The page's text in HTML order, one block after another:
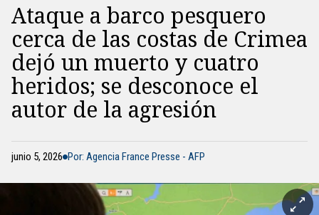
Ataque a barco pesquero
cerca de las costas de Crimea
dejó un muerto y cuatro
heridos; se desconoce el
autor de la agresión
junio 5, 2026 Por: Agencia France Presse - AFP